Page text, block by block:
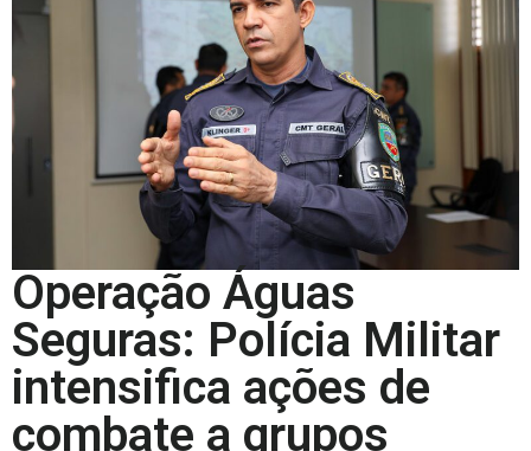
Operação Águas
Seguras: Polícia Militar
intensifica ações de
combate a grupos